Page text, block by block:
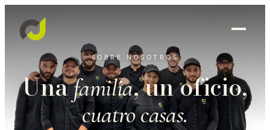
SOBRE NOSOTROS
Unafamilia, un oficio,
cuatro casas.